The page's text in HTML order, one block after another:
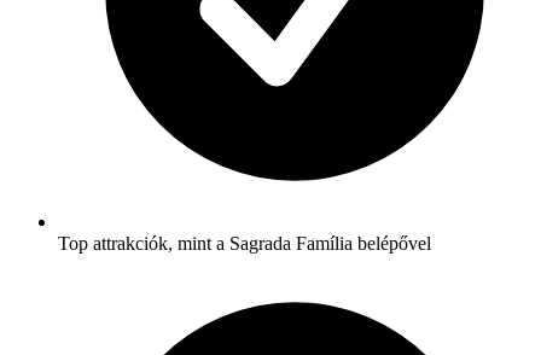
Top attrakciók, mint a Sagrada Família belépővel